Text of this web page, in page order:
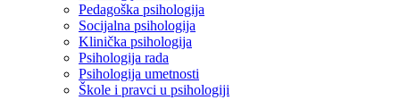
Pedagoška psihologija
Socijalna psihologija
Klinička psihologija
Psihologija rada
Psihologija umetnosti
Škole i pravci u psihologiji